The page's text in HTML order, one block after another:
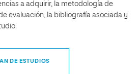
a adquirir, la metodología de
evaluación, la bibliografía asociada y
DE ESTUDIOS